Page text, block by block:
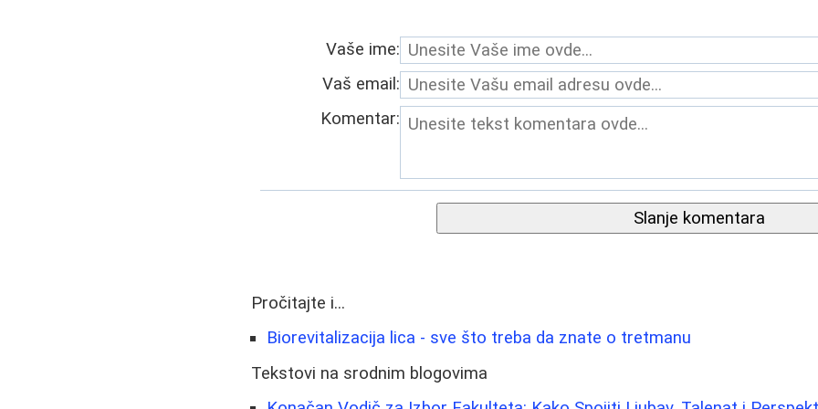
Vaše ime:
Vaš email:
Komentar:
Slanje komentara
Pročitajte i...
Biorevitalizacija lica - sve što treba da znate o tretmanu
Tekstovi na srodnim blogovima